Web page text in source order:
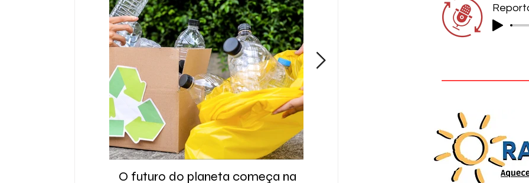
O futuro do planeta começa na A cidade das respostas que ainda